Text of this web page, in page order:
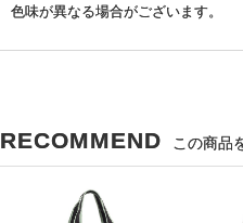
色味が異なる場合がございます。
RECOMMEND この商品